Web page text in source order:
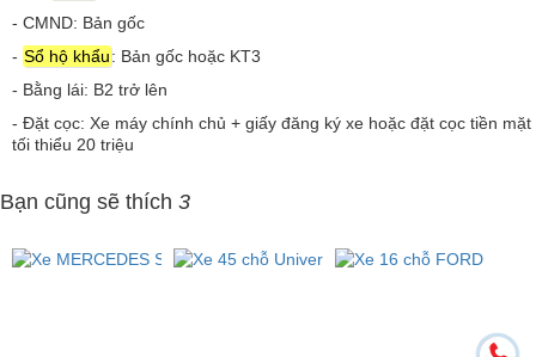
- CMND: Bản gốc
- Sổ hộ khẩu: Bản gốc hoặc KT3
- Bằng lái: B2 trở lên
- Đặt cọc: Xe máy chính chủ + giấy đăng ký xe hoặc đặt cọc tiền mặt
tối thiểu 20 triệu
Bạn cũng sẽ thích 3